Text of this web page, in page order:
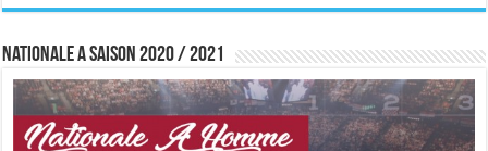
Nationale A saison 2020 / 2021